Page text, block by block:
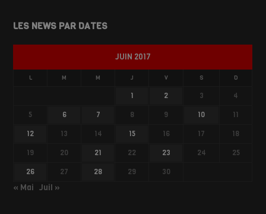
LES NEWS PAR DATES
JUIN 2017
L M M J V S D
1 2 3
4
5
6 7 8 9 10
11
12
13 14 15 16 17
18
19
20 21 22 23 24
25
26
27 28 29 30
« Mai Juil »